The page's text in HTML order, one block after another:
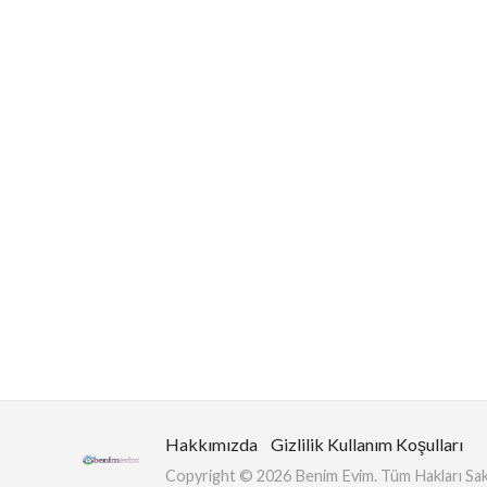
Hakkımızda Gizlilik Kullanım Koşulları
Copyright © 2026 Benim Evim. Tüm Hakları